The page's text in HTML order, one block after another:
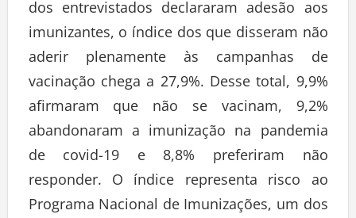
dos entrevistados declararam adesão aos
imunizantes, o índice dos que disseram não
aderir plenamente às campanhas de
vacinação chega a 27,9%. Desse total, 9,9%
afirmaram que não se vacinam, 9,2%
abandonaram a imunização na pandemia
de covid-19 e 8,8% preferiram não
responder. O índice representa risco ao
Programa Nacional de Imunizações, um dos